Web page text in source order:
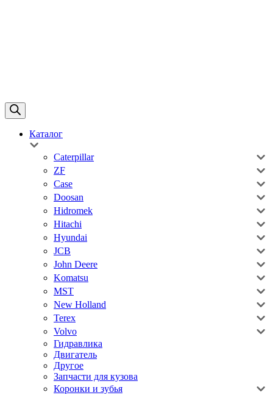
Каталог
Caterpillar
ZF
Case
Doosan
Hidromek
Hitachi
Hyundai
JCB
John Deere
Komatsu
MST
New Holland
Terex
Volvo
Гидравлика
Двигатель
Другое
Запчасти для кузова
Коронки и зубья